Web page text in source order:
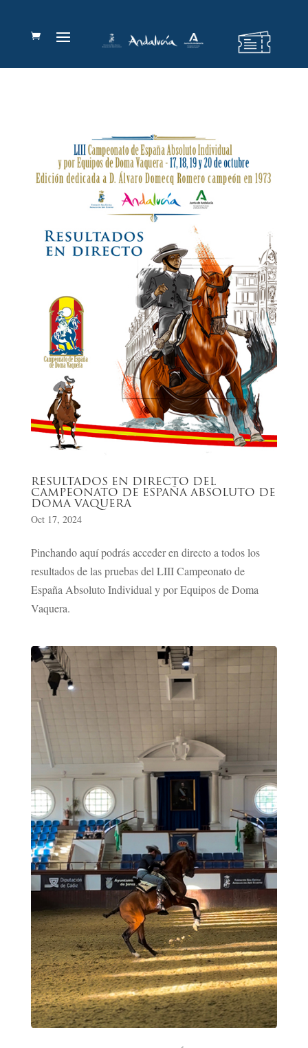
RESULTADOS EN DIRECTO DEL
CAMPEONATO DE ESPAÑA ABSOLUTO DE
DOMA VAQUERA
Oct 17, 2024
Pinchando aquí podrás acceder en directo a todos los
resultados de las pruebas del LIII Campeonato de
España Absoluto Individual y por Equipos de Doma
Vaquera.